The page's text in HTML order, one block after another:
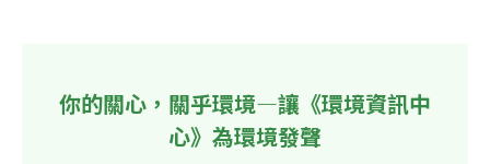
你的關心，關乎環境—讓《環境資訊中
心》為環境發聲